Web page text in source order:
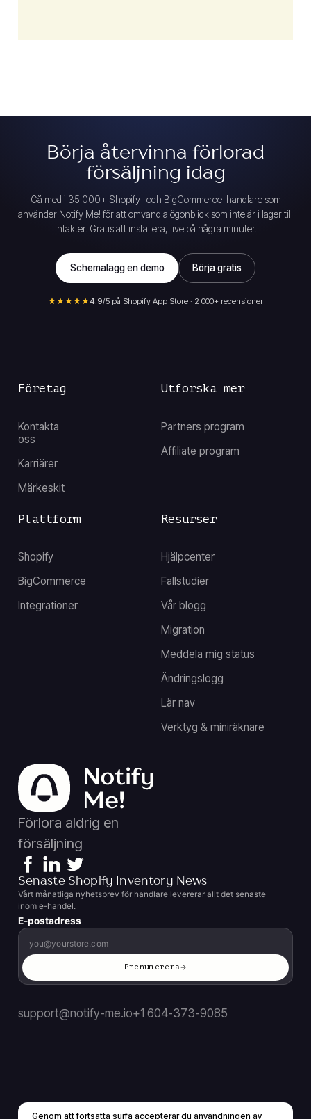
Genom att fortsätta surfa accepterar du användningen av
Börja återvinna förlorad
försäljning idag
Gå med i 35 000+ Shopify- och BigCommerce-handlare som
använder Notify Me! för att omvandla ögonblick som inte är i lager till
intäkter. Gratis att installera, live på några minuter.
Schemalägg en demo Börja gratis
★★★★★4.9/5 på Shopify App Store · 2 000+ recensioner
Företag
Kontakta
oss
Karriärer
Märkeskit
Resurser
Hjälpcenter
Fallstudier
Vår blogg
Migration
Meddela mig status
Ändringslogg
Lär nav
Verktyg & miniräknare
Utforska mer
Partners program
Affiliate program
Plattform
Shopify
BigCommerce
Integrationer
Förlora aldrig en
försäljning
Senaste Shopify Inventory News
Vårt månatliga nyhetsbrev för handlare levererar allt det senaste
inom e-handel.
E-postadress
Prenumerera
support@notify-me.io+1 604-373-9085